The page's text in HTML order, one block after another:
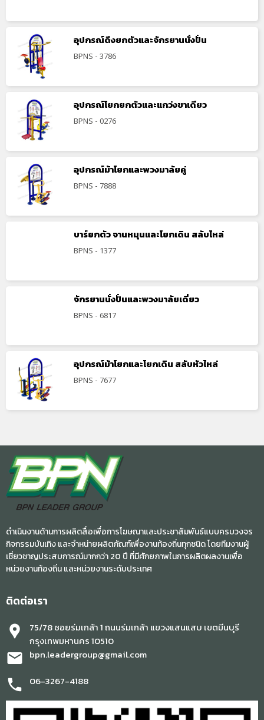
อุปกรณ์ดึงยกตัวและจักรยานนั่งปั่น
BPNS - 3786
อุปกรณ์โยกยกตัวและแกว่งขาเดียว
BPNS - 0276
อุปกรณ์ม้าโยกและพวงมาลัยคู่
BPNS - 7888
บาร์ยกตัว จานหมุนและโยกเดิน สลับไหล่
BPNS - 1377
จักรยานนั่งปั่นและพวงมาลัยเดี่ยว
BPNS - 6817
อุปกรณ์ม้าโยกและโยกเดิน สลับหัวไหล่
BPNS - 7677
ดำเนินงานด้านการผลิตสื่อเพื่อการโฆษณาและประชาสัมพันธ์แบบครบวงจร
กิจกรรมบันเทิง และจำหน่ายผลิตภัณฑ์เพื่องานท้องถิ่นทุกชนิด โดยทีมงานผู้
เชี่ยวชาญประสบการณ์มากกว่า 20 ปี ที่มีศักยภาพในการผลิตผลงานเพื่อ
หน่วยงานท้องถิ่น และหน่วยงานระดับประเทศ
ติดต่อเรา
location_pin
75/78 ซอยร่มเกล้า 1 ถนนร่มเกล้า แขวงแสนแสบ เขตมีนบุรี
กรุงเทพมหานคร 10510
mail bpn.leadergroup@gmail.com
phone 06-3267-4188